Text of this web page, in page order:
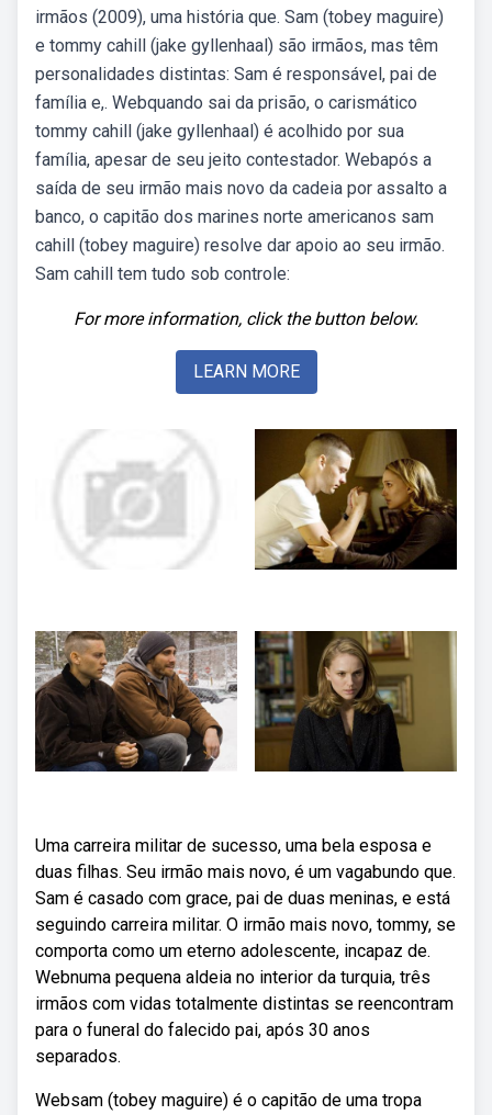
irmãos (2009), uma história que. Sam (tobey maguire)
e tommy cahill (jake gyllenhaal) são irmãos, mas têm
personalidades distintas: Sam é responsável, pai de
família e,. Webquando sai da prisão, o carismático
tommy cahill (jake gyllenhaal) é acolhido por sua
família, apesar de seu jeito contestador. Webapós a
saída de seu irmão mais novo da cadeia por assalto a
banco, o capitão dos marines norte americanos sam
cahill (tobey maguire) resolve dar apoio ao seu irmão.
Sam cahill tem tudo sob controle:
For more information, click the button below.
LEARN MORE
Uma carreira militar de sucesso, uma bela esposa e
duas filhas. Seu irmão mais novo, é um vagabundo que.
Sam é casado com grace, pai de duas meninas, e está
seguindo carreira militar. O irmão mais novo, tommy, se
comporta como um eterno adolescente, incapaz de.
Webnuma pequena aldeia no interior da turquia, três
irmãos com vidas totalmente distintas se reencontram
para o funeral do falecido pai, após 30 anos
separados.
Websam (tobey maguire) é o capitão de uma tropa